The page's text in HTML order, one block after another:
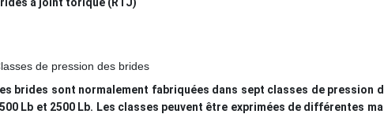
de pression des brides
brides sont normalement fabriquées dans sept classes de pression
Lb et 2500 Lb. Les classes peuvent être exprimées de différentes